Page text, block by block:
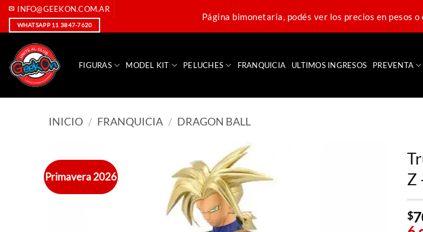
SaltarINFO@GEEKON.COM.AR
WHATSAPP 11 3847-7620
Página bimonetaria, podés ver los precios en pesos
FIGURAS MODEL KIT PELUCHES FRANQUICIA ULTIMOS INGRESOS PREVENTA
INICIO / FRANQUICIA / DRAGON BALL
Primavera 2026
Z
$